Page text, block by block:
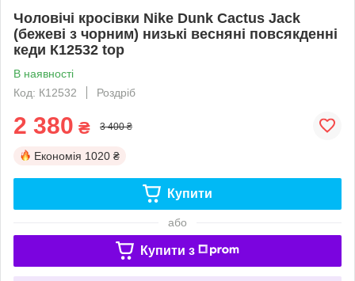
Чоловічі кросівки Nike Dunk Cactus Jack
(бежеві з чорним) низькі весняні повсякденні
кеди К12532 top
В наявності
Код: К12532
Роздріб
2 380 ₴ 3 400 ₴
Економія 1020 ₴
Купити
або
Купити з